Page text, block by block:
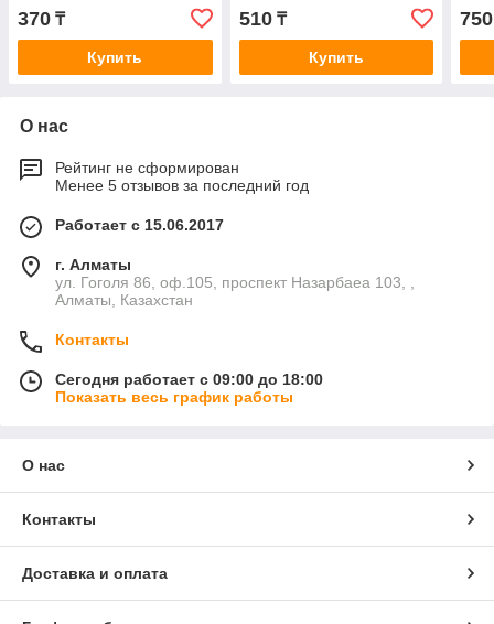
370 ₸
Купить
510₸
Купить
750
О нас
Рейтинг не сформирован
Менее 5 отзывов за последний год
Работает с 15.06.2017
г. Алматы
ул. Гоголя 86, оф.105, проспект Назарбаеа 103, ,
Алматы, Казахстан
Контакты
Сегодня работает с 09:00 до 18:00
Показать весь график работы
О нас
Контакты
Доставка и оплата